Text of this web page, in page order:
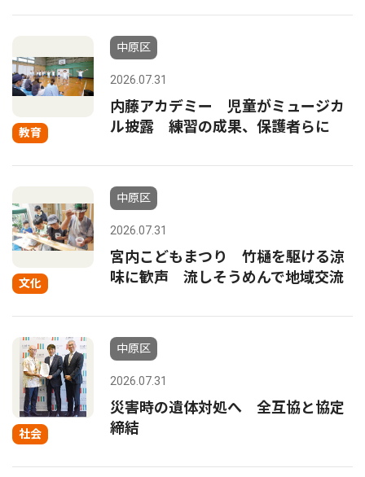
教育
中原区
2026.07.31
内藤アカデミー 児童がミュージカ
ル披露 練習の成果、保護者らに
文化
中原区
2026.07.31
宮内こどもまつり 竹樋を駆ける涼
味に歓声 流しそうめんで地域交流
社会
中原区
2026.07.31
災害時の遺体対処へ 全互協と協定
締結